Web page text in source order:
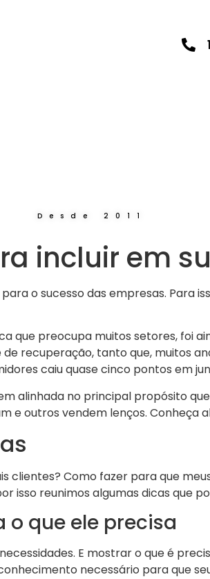
Desde 2011
incluir em
o sucesso das empresas. Para
que preocupa muitos setores, foi
recuperação, tanto que, muitos
caiu quase cinco pontos em
alinhada no principal propósito
e outros vendem lenços. Conheça
clientes? Como fazer para que
isso reunimos algumas dicas que
o que ele precisa
E mostrar o que é
necessário para que